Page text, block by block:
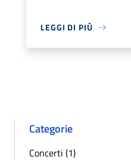
LEGGI DI PIÙ
Categorie
Concerti (1)